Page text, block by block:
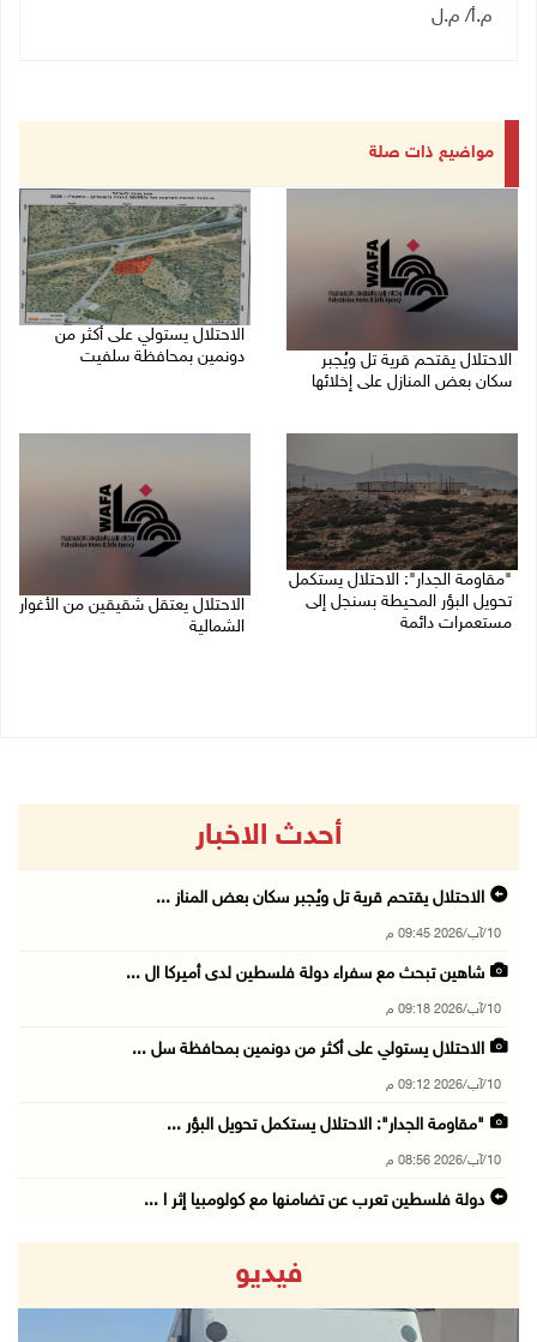
م.أ/ م.ل
مواضيع ذات صلة
الاحتلال يقتحم قرية تل ويُجبر
سكان بعض المنازل على إخلائها
الاحتلال يستولي على أكثر من
دونمين بمحافظة سلفيت
"مقاومة الجدار": الاحتلال يستكمل
تحويل البؤر المحيطة بسنجل إلى
مستعمرات دائمة
الاحتلال يعتقل شقيقين من الأغوار
الشمالية
أحدث الاخبار
الاحتلال يقتحم قرية تل ويُجبر سكان بعض المناز ...
10/آب/2026 09:45 م
شاهين تبحث مع سفراء دولة فلسطين لدى أميركا ال ...
10/آب/2026 09:18 م
الاحتلال يستولي على أكثر من دونمين بمحافظة سل ...
10/آب/2026 09:12 م
"مقاومة الجدار": الاحتلال يستكمل تحويل البؤر ...
10/آب/2026 08:56 م
دولة فلسطين تعرب عن تضامنها مع كولومبيا إثر ا ...
الاحتلال يعتقل شقيقين من الأغوار الشمالية
10/آب/2026 08:06 م
فيديو